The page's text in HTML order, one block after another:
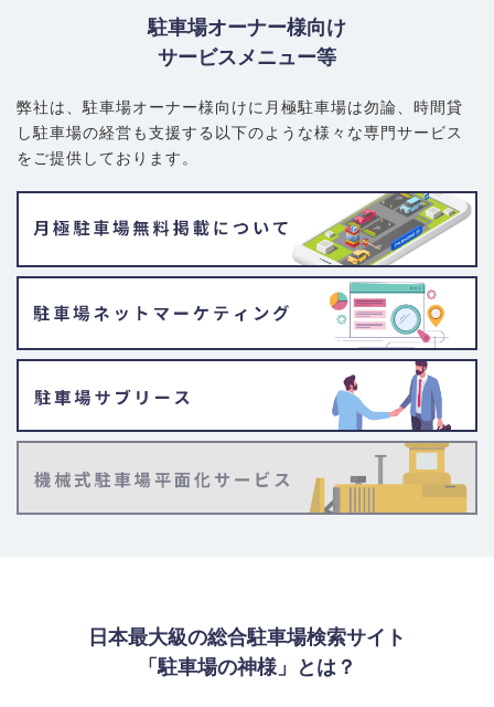
駐車場オーナー様向け
サービスメニュー等
弊社は、駐車場オーナー様向けに月極駐車場は勿論、 時間貸
し駐車場の経営も支援する以下のような様々な専門サービス
をご提供しております。
日本最大級の総合駐車場検索サイト
「駐車場の神様」とは？